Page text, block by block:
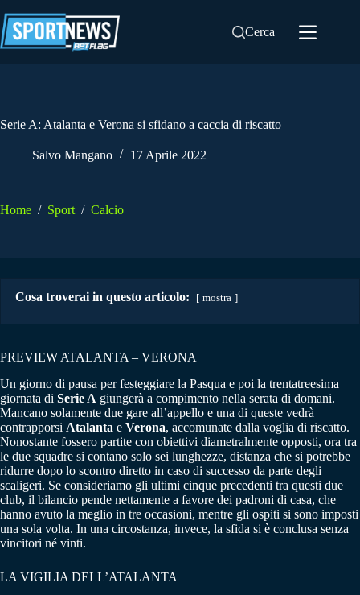
al
contenuto
Cerca
Serie A: Atalanta e Verona si sfidano a caccia di riscatto
Salvo Mangano 17 Aprile 2022
Home / Sport / Calcio
Cosa troverai in questo articolo: mostra
PREVIEW ATALANTA – VERONA
Un giorno di pausa per festeggiare la Pasqua e poi la trentatreesima
giornata di Serie A giungerà a compimento nella serata di domani.
Mancano solamente due gare all’appello e una di queste vedrà
contrapporsi Atalanta e Verona, accomunate dalla voglia di riscatto.
Nonostante fossero partite con obiettivi diametralmente opposti, ora tra
le due squadre si contano solo sei lunghezze, distanza che si potrebbe
ridurre dopo lo scontro diretto in caso di successo da parte degli
scaligeri. Se consideriamo gli ultimi cinque precedenti tra questi due
club, il bilancio pende nettamente a favore dei padroni di casa, che
hanno avuto la meglio in tre occasioni, mentre gli ospiti si sono imposti
una sola volta. In una circostanza, invece, la sfida si è conclusa senza
vincitori né vinti.
LA VIGILIA DELL’ATALANTA